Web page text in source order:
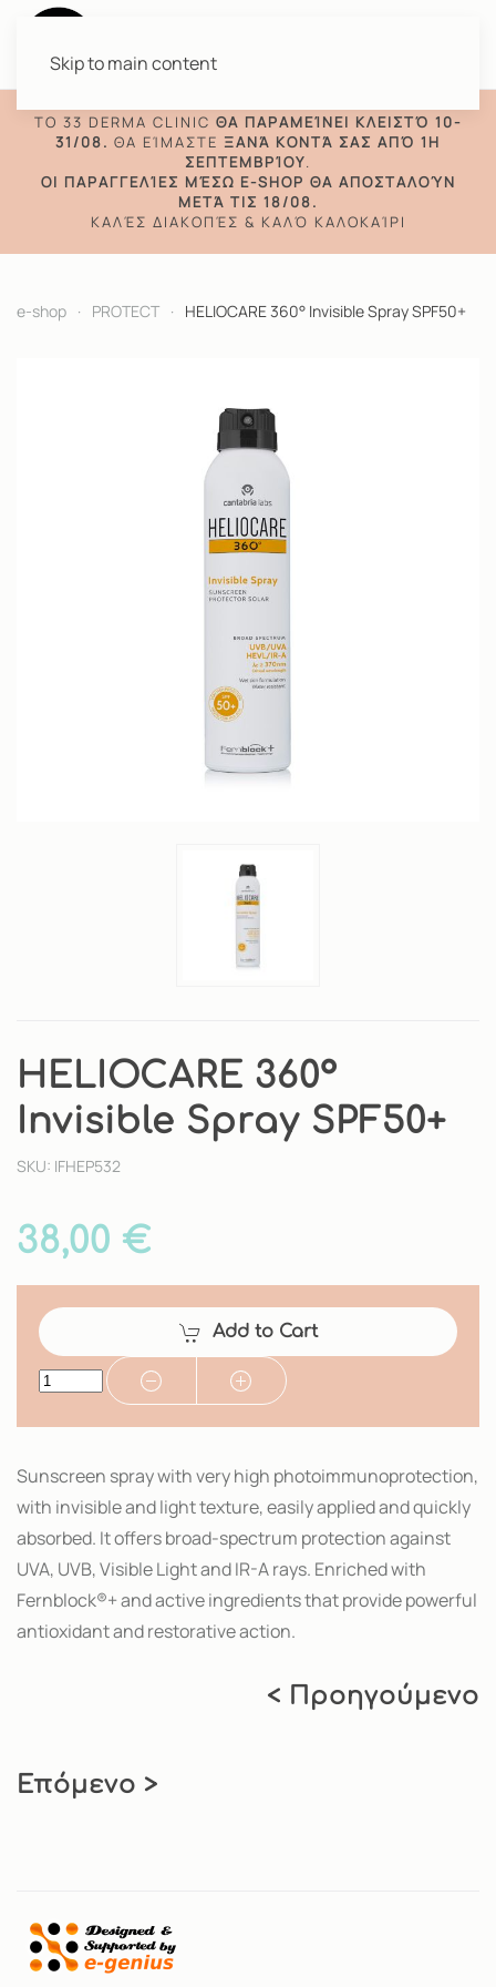
Skip to main content
TO 33 DERMA CLINIC ΘΑ ΠΑΡΑΜΕΊΝΕΙ ΚΛΕΙΣΤΌ 10-
31/08. ΘΑ ΕΊΜΑΣΤΕ ΞΑΝΆ ΚΟΝΤΆ ΣΑΣ ΑΠΌ 1Η
ΣΕΠΤΕΜΒΡΊΟΥ.
ΟΙ ΠΑΡΑΓΓΕΛΊΕΣ ΜΈΣΩ E-SHOP ΘΑ ΑΠΟΣΤΑΛΟΎΝ
ΜΕΤΆ ΤΙΣ 18/08.
ΚΑΛΈΣ ΔΙΑΚΟΠΈΣ & ΚΑΛΌ ΚΑΛΟΚΑΊΡΙ
e-shop PROTECT HELIOCARE 360° Invisible Spray SPF50+
HELIOCARE 360°
Invisible Spray SPF50+
SKU: IFHEP532
38,00 €
Add to Cart
Sunscreen spray with very high photoimmunoprotection,
with invisible and light texture, easily applied and quickly
absorbed. It offers broad-spectrum protection against
UVA, UVB, Visible Light and IR-A rays. Enriched with
Fernblock®+ and active ingredients that provide powerful
antioxidant and restorative action.
< Προηγούμενο
Επόμενο >